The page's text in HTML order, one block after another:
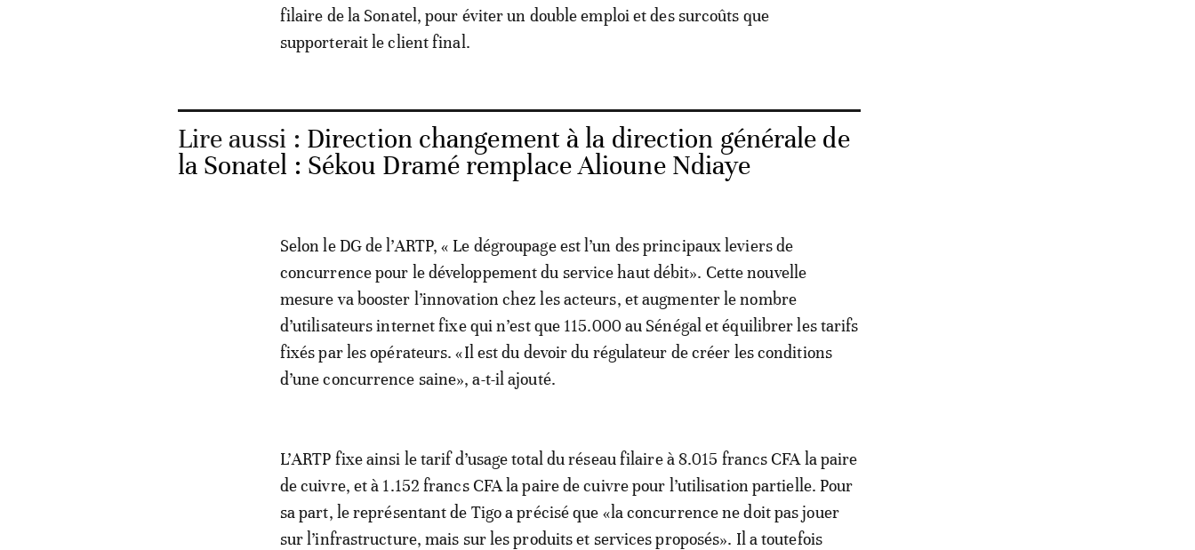
filaire de la Sonatel, pour éviter un double emploi et des surcoûts que
supporterait le client final.
Lire aussi : Direction changement à la direction générale de
la Sonatel : Sékou Dramé remplace Alioune Ndiaye
Selon le DG de l’ARTP, « Le dégroupage est l’un des principaux leviers de
concurrence pour le développement du service haut débit». Cette nouvelle
mesure va booster l’innovation chez les acteurs, et augmenter le nombre
d’utilisateurs internet fixe qui n’est que 115.000 au Sénégal et équilibrer les tarifs
fixés par les opérateurs. «Il est du devoir du régulateur de créer les conditions
d’une concurrence saine», a-t-il ajouté.
L’ARTP fixe ainsi le tarif d’usage total du réseau filaire à 8.015 francs CFA la paire
de cuivre, et à 1.152 francs CFA la paire de cuivre pour l’utilisation partielle. Pour
sa part, le représentant de Tigo a précisé que «la concurrence ne doit pas jouer
sur l’infrastructure, mais sur les produits et services proposés». Il a toutefois